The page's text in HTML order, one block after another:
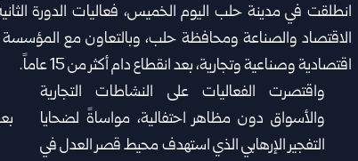
انطلقت في مدينة حلباليوم الخميس، فعاليات الدورة
الاقتصاد والصناعة ومحافظة حلب، وبالتعاون مع المؤسسة
اقتصادية وصناعية وتجارية، بعد انقطاع دام أكثر من 15 عاماً.
واقتصرت الفعاليات على النشاطات التجارية
والأسواق دون مظاهر احتفالية، مواساةً لضحايا
التفجير الإرهابي الذي استهدف محيط قصر العدل في